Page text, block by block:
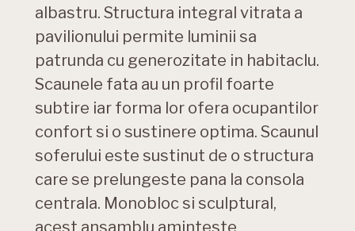
albastru. Structura integral vitrata a
pavilionului permite luminii sa
patrunda cu generozitate in habitaclu.
Scaunele fata au un profil foarte
subtire iar forma lor ofera ocupantilor
confort si o sustinere optima. Scaunul
soferului este sustinut de o structura
care se prelungeste pana la consola
centrala. Monobloc si sculptural,
acest ansamblu aminteste